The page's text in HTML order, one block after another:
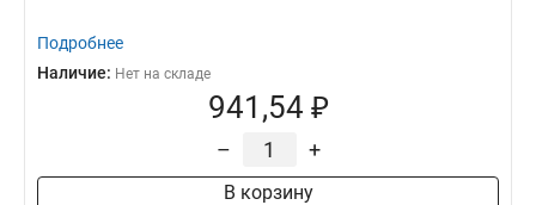
Подробнее
Наличие: Нет на складе
941,54 ₽
– +
В корзину